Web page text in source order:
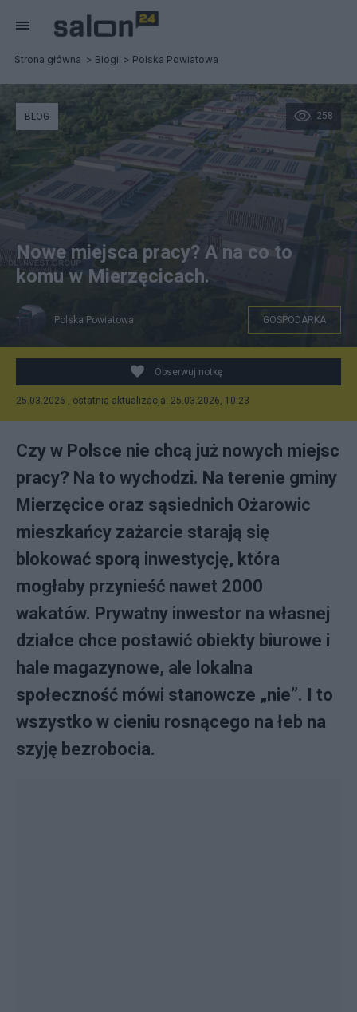
Strona główna Blogi Polska Powiatowa
258
BLOG
Nowe miejsca pracy? A na co to
komu w Mierzęcicach.
Polska Powiatowa GOSPODARKA
Obserwuj notkę
25.03.2026 , ostatnia aktualizacja: 25.03.2026, 10:23
Czy w Polsce nie chcą już nowych miejsc
pracy? Na to wychodzi. Na terenie gminy
Mierzęcice oraz sąsiednich Ożarowic
mieszkańcy zażarcie starają się
blokować sporą inwestycję, która
mogłaby przynieść nawet 2000
wakatów. Prywatny inwestor na własnej
działce chce postawić obiekty biurowe i
hale magazynowe, ale lokalna
społeczność mówi stanowcze „nie”. I to
wszystko w cieniu rosnącego na łeb na
szyję bezrobocia.